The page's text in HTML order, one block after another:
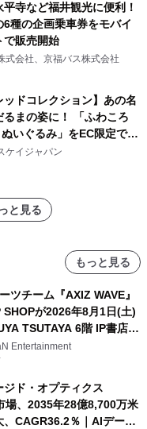
寺など福井観光に便利！
6種の企画乗車券をモバイ
で販売開始
式会社、京福バス株式会社
ッドコレクション】あの名
るまの姿に！ 「ふわころ
いぐるみ」をEC限定で受
ケイジャパン
と見る
もっと見る
ツチーム『AXIZ WAVE』
SHOPが2026年8月1日(土)
TSUTAYA 6階 IP書店で
！Entertainment
ジド・オプティクス
場、2035年28億8,700万米
、CAGR36.2％｜AIデータ